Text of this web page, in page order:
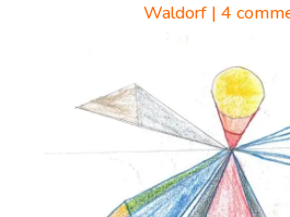
Waldorf |4